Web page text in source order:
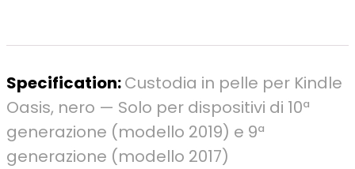
Specification:Custodia in pelle per Kindle
Oasis, nero — Solo per dispositivi di 10ª
generazione (modello 2019) e 9ª
generazione (modello 2017)